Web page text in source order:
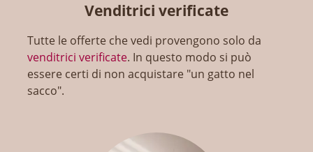
Venditrici verificate
Tutte le offerte che vedi provengono solo da
venditrici verificate. In questo modo si può
essere certi di non acquistare "un gatto nel
sacco".